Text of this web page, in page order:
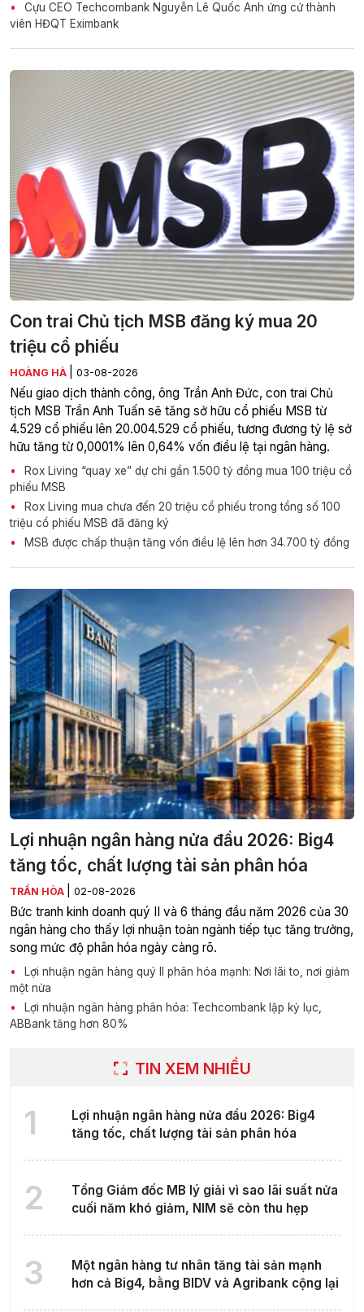
Cựu CEO Techcombank Nguyễn Lê Quốc Anh ứng cử thành
viên HĐQT Eximbank
Con trai Chủ tịch MSB đăng ký mua 20
triệu cổ phiếu
HOÀNG HÀ 03-08-2026
Nếu giao dịch thành công, ông Trần Anh Đức, con trai Chủ
tịch MSB Trần Anh Tuấn sẽ tăng sở hữu cổ phiếu MSB từ
4.529 cổ phiếu lên 20.004.529 cổ phiếu, tương đương tỷ lệ sở
hữu tăng từ 0,0001% lên 0,64% vốn điều lệ tại ngân hàng.
Rox Living “quay xe” dự chi gần 1.500 tỷ đồng mua 100 triệu cổ
phiếu MSB
Rox Living mua chưa đến 20 triệu cổ phiếu trong tổng số 100
triệu cổ phiếu MSB đã đăng ký
MSB được chấp thuận tăng vốn điều lệ lên hơn 34.700 tỷ đồng
Lợi nhuận ngân hàng nửa đầu 2026: Big4
tăng tốc, chất lượng tài sản phân hóa
TRẦN HÒA 02-08-2026
Bức tranh kinh doanh quý II và 6 tháng đầu năm 2026 của 30
ngân hàng cho thấy lợi nhuận toàn ngành tiếp tục tăng trưởng,
song mức độ phân hóa ngày càng rõ.
Lợi nhuận ngân hàng quý II phân hóa mạnh: Nơi lãi to, nơi giảm
một nửa
Lợi nhuận ngân hàng phân hóa: Techcombank lập kỷ lục,
ABBank tăng hơn 80%
TIN XEM NHIỀU
1
Lợi nhuận ngân hàng nửa đầu 2026: Big4
tăng tốc, chất lượng tài sản phân hóa
2
Tổng Giám đốc MB lý giải vì sao lãi suất nửa
cuối năm khó giảm, NIM sẽ còn thu hẹp
3
Một ngân hàng tư nhân tăng tài sản mạnh
hơn cả Big4, bằng BIDV và Agribank cộng lại